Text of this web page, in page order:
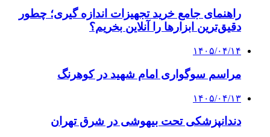
راهنمای جامع خرید تجهیزات اندازه گیری؛ چطور
دقیق‌ترین ابزارها را آنلاین بخریم؟
۱۴۰۵/۰۴/۱۴
مراسم سوگواری امام شهید در کوهرنگ
۱۴۰۵/۰۴/۱۳
دندانپزشکی تحت بیهوشی در شرق تهران